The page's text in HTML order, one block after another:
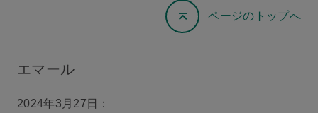
ページのトップへ
エマール
2024年3月27日：